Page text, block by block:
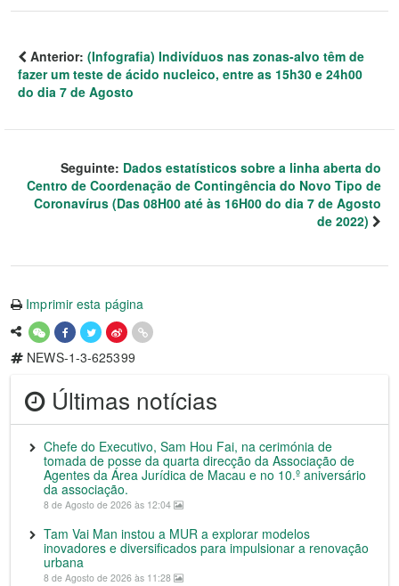
Anterior: (Infografia) Indivíduos nas zonas-alvo têm de
fazer um teste de ácido nucleico, entre as 15h30 e 24h00
do dia 7 de Agosto
Seguinte: Dados estatísticos sobre a linha aberta do
Centro de Coordenação de Contingência do Novo Tipo de
Coronavírus (Das 08H00 até às 16H00 do dia 7 de Agosto
de 2022)
Imprimir esta página
NEWS-1-3-625399
Últimas notícias
Chefe do Executivo, Sam Hou Fai, na cerimónia de
tomada de posse da quarta direcção da Associação de
Agentes da Área Jurídica de Macau e no 10.º aniversário
da associação.
8 de Agosto de 2026 às 12:04
Tam Vai Man instou a MUR a explorar modelos
inovadores e diversificados para impulsionar a renovação
urbana
8 de Agosto de 2026 às 11:28